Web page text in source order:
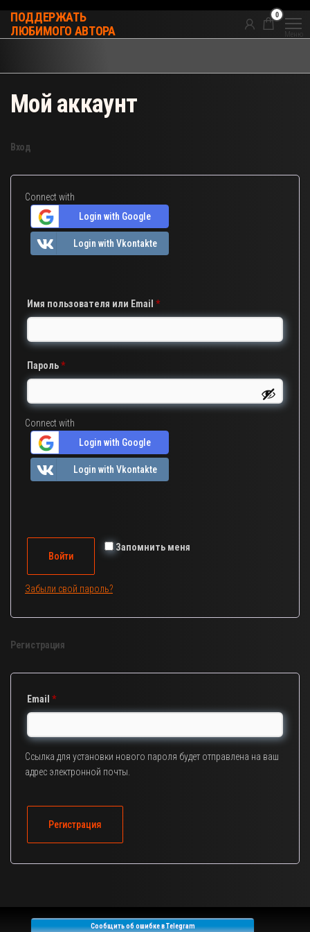
ПОДДЕРЖАТЬ
ЛЮБИМОГО АВТОРА
0
Меню
Мой аккаунт
Вход
Connect with
Login with Google
Login with Vkontakte
Имя пользователя или Email *Обязательно
Пароль*Обязательно
Connect with
Login with Google
Login with Vkontakte
Запомнить меня
Войти
Забыли свой пароль?
Регистрация
Email *Обязательно
Ссылка для установки нового пароля будет отправлена ​​на ваш
адрес электронной почты.
Регистрация
Сообщить об ошибке в Telegram